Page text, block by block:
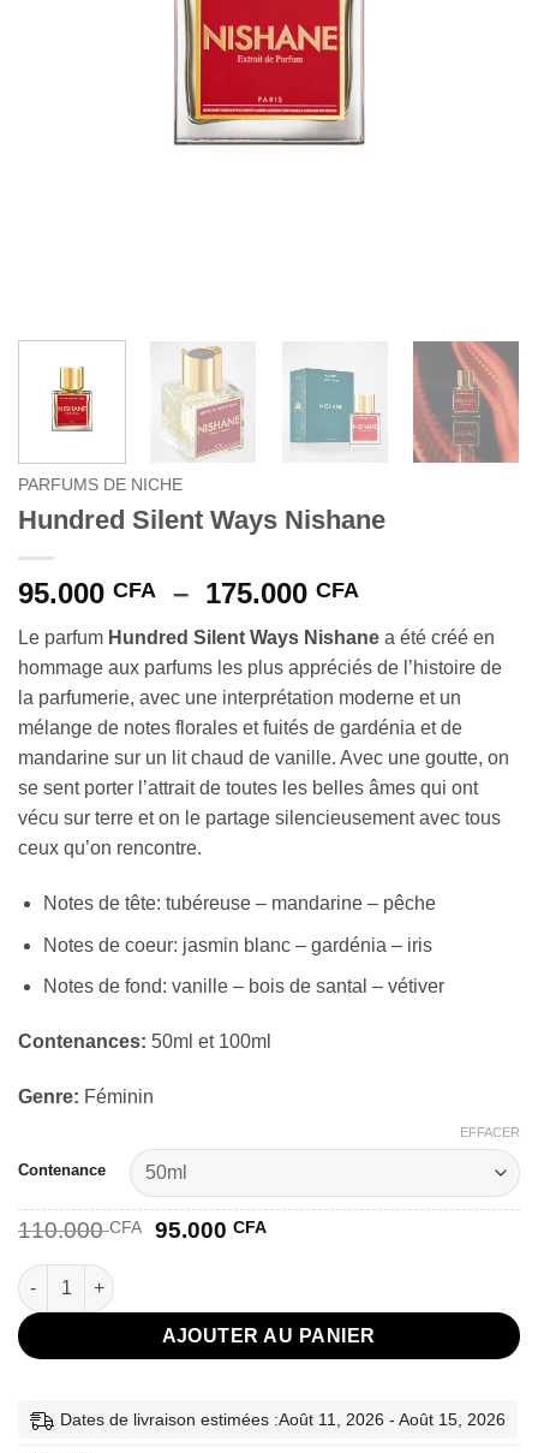
PARFUMS DE NICHE
Hundred Silent Ways Nishane
95.000 CFA – 175.000 CFAPlage
prix :
95.000 CFA
à
175.000 CFA
Le parfum Hundred Silent Ways Nishane a été créé en
hommage aux parfums les plus appréciés de l’histoire de
la parfumerie, avec une interprétation moderne et un
mélange de notes florales et fuités de gardénia et de
mandarine sur un lit chaud de vanille. Avec une goutte, on
se sent porter l’attrait de toutes les belles âmes qui ont
vécu sur terre et on le partage silencieusement avec tous
ceux qu’on rencontre.
Notes de tête: tubéreuse – mandarine – pêche
Notes de coeur: jasmin blanc – gardénia – iris
Notes de fond: vanille – bois de santal – vétiver
Contenances: 50ml et 100ml
Genre: Féminin
Contenance
EFFACER
110.000CFA
Le
110.000 CFA.
95.000 CFALe
95.000 CFA.
quantité de Hundred Silent Ways Nishane
AJOUTER AU PANIER
Dates de livraison estimées :Août 11, 2026 - Août 15, 2026